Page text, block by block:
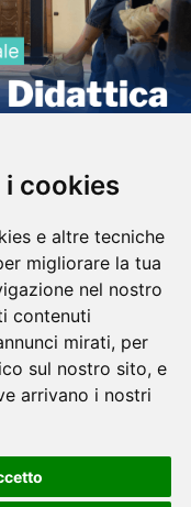
i cookies
e altre tecniche
migliorare la tua
nel nostro
contenuti
mirati, per
sul nostro sito, e
arrivano i nostri
S.r.l.s |Credits